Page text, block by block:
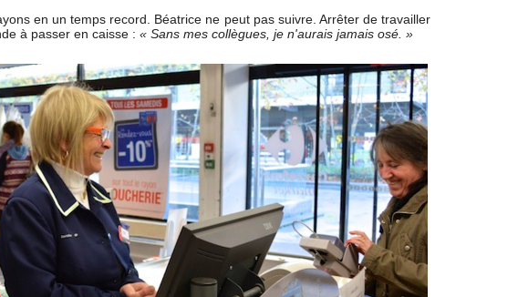
en un temps record. Béatrice ne peut pas suivre. Arrêter de travailler
à passer en caisse : « Sans mes collègues, je n'aurais jamais osé. »